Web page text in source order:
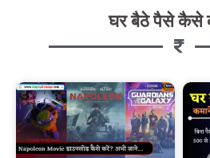
घर बैठे पैसे कैसे